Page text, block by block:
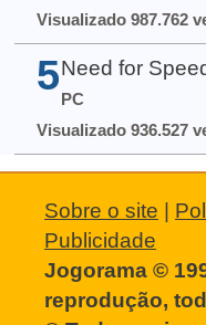
Visualizado 987.762
5 Need for
PC
Visualizado 936.527
Sobre o site |
Publicidade
Jogorama ©
reprodução,